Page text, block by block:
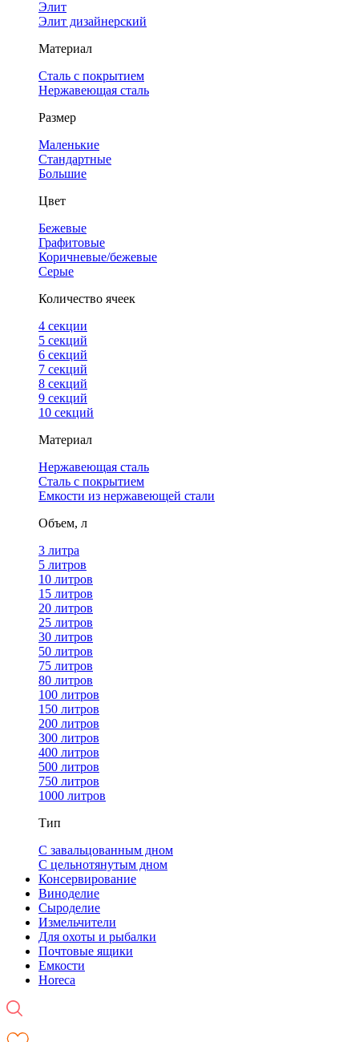
Элит
Элит дизайнерский
Материал
Сталь с покрытием
Нержавеющая сталь
Размер
Маленькие
Стандартные
Большие
Цвет
Бежевые
Графитовые
Коричневые/бежевые
Серые
Количество ячеек
4 cекции
5 секций
6 секций
7 секций
8 секций
9 секций
10 секций
Материал
Нержавеющая сталь
Сталь с покрытием
Емкости из нержавеющей стали
Объем, л
3 литра
5 литров
10 литров
15 литров
20 литров
25 литров
30 литров
50 литров
75 литров
80 литров
100 литров
150 литров
200 литров
300 литров
400 литров
500 литров
750 литров
1000 литров
Тип
С завальцованным дном
С цельнотянутым дном
Консервирование
Виноделие
Сыроделие
Измельчители
Для охоты и рыбалки
Почтовые ящики
Емкости
Horeca